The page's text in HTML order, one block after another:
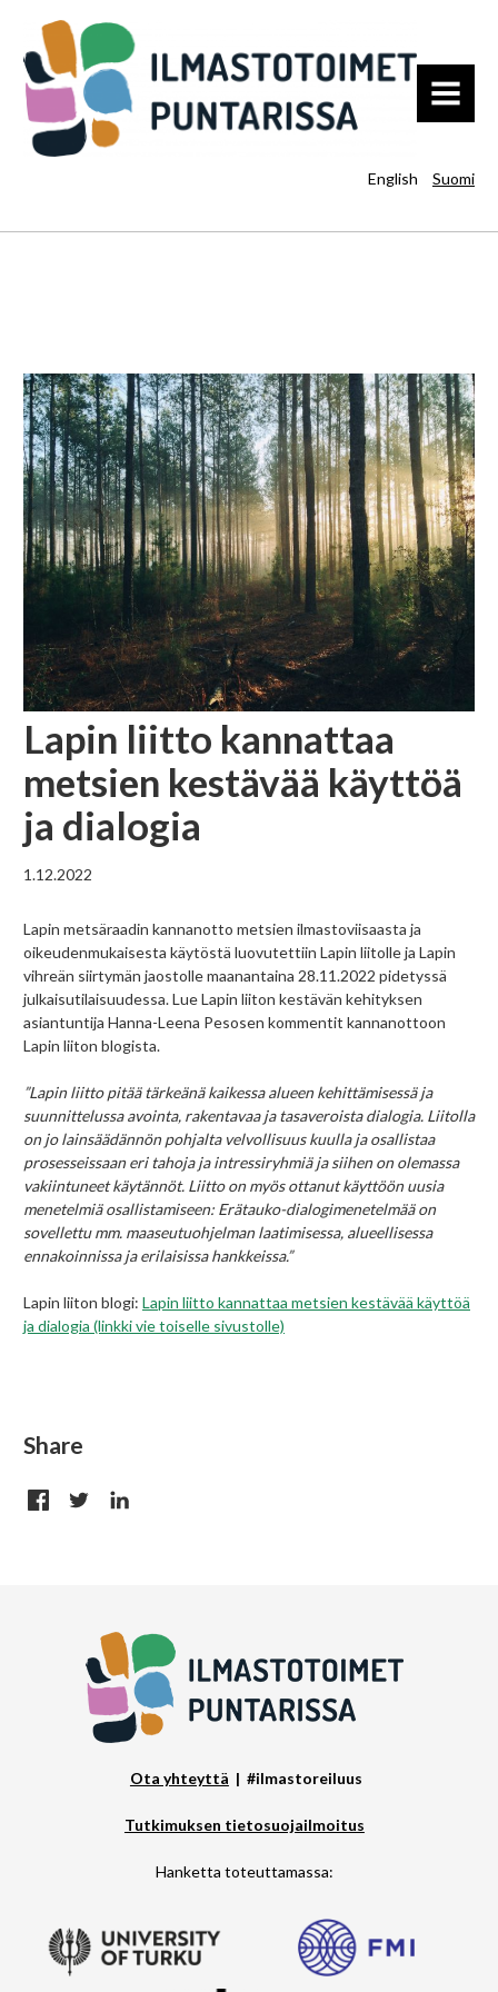
MENU
English Suomi
Lapin liitto kannattaa
metsien kestävää käyttöä
ja dialogia
1.12.2022
Lapin metsäraadin kannanotto metsien ilmastoviisaasta ja
oikeudenmukaisesta käytöstä luovutettiin Lapin liitolle ja Lapin
vihreän siirtymän jaostolle maanantaina 28.11.2022 pidetyssä
julkaisutilaisuudessa. Lue Lapin liiton kestävän kehityksen
asiantuntija Hanna-Leena Pesosen kommentit kannanottoon
Lapin liiton blogista.
”Lapin liitto pitää tärkeänä kaikessa alueen kehittämisessä ja
suunnittelussa avointa, rakentavaa ja tasaveroista dialogia. Liitolla
on jo lainsäädännön pohjalta velvollisuus kuulla ja osallistaa
prosesseissaan eri tahoja ja intressiryhmiä ja siihen on olemassa
vakiintuneet käytännöt. Liitto on myös ottanut käyttöön uusia
menetelmiä osallistamiseen: Erätauko-dialogimenetelmää on
sovellettu mm. maaseutuohjelman laatimisessa, alueellisessa
ennakoinnissa ja erilaisissa hankkeissa.”
Lapin liiton blogi: Lapin liitto kannattaa metsien kestävää käyttöä
ja dialogia (linkki vie toiselle sivustolle)
Share
Ota yhteyttä | #ilmastoreiluus
Tutkimuksen tietosuojailmoitus
Hanketta toteuttamassa: